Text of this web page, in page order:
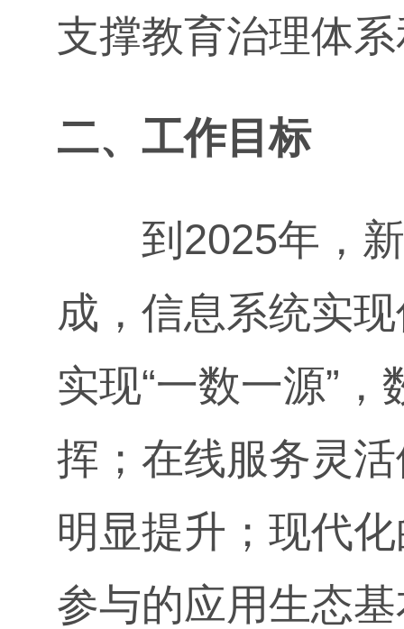
支撑教育治理体
二、工作目标
到2025年，新
成，信息系统实
实现“一数一源”
挥；在线服务灵
明显提升；现代
参与的应用生态